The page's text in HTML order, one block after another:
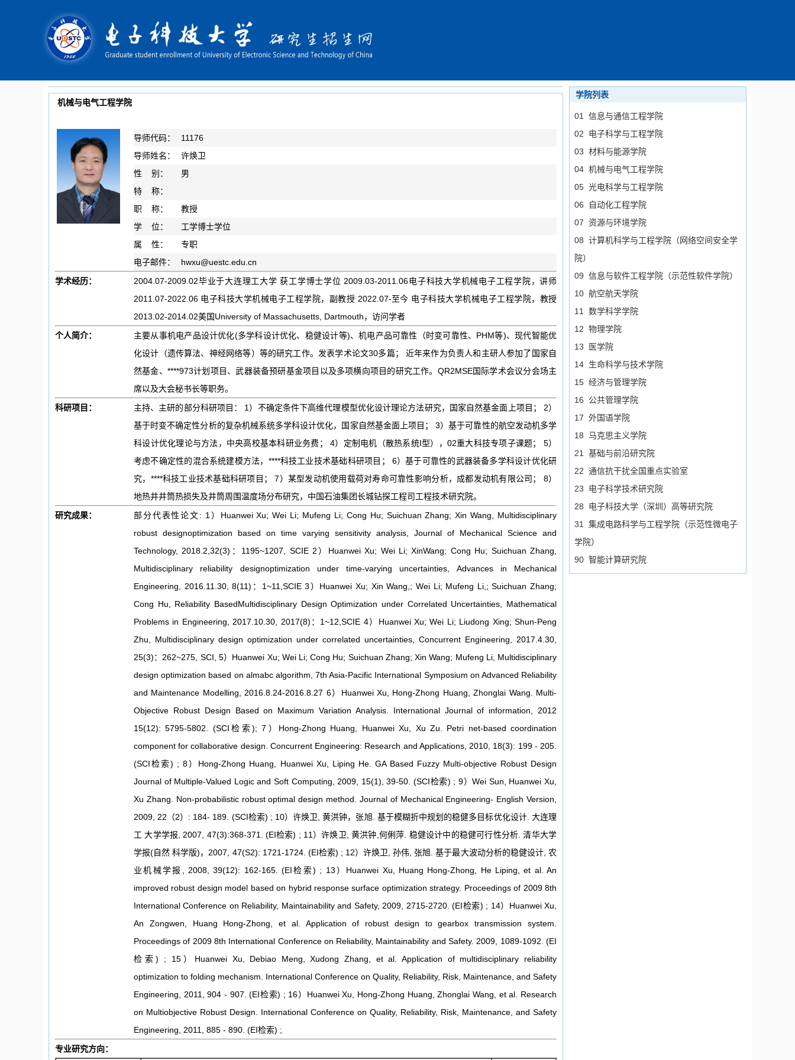
机械与电气工程学院
导师代码：
11176
导师姓名：
许焕卫
性 别：
男
特 称：
职 称：
教授
学 位：
工学博士学位
属 性：
专职
电子邮件：
hwxu@uestc.edu.cn
学术经历：
2004.07-2009.02毕业于大连理工大学 获工学博士学位 2009.03-2011.06电子科技大学机械电子工程学院，讲师
2011.07-2022.06 电子科技大学机械电子工程学院，副教授 2022.07-至今 电子科技大学机械电子工程学院，教授
2013.02-2014.02美国University of Massachusetts, Dartmouth，访问学者
个人简介：
主要从事机电产品设计优化(多学科设计优化、稳健设计等)、机电产品可靠性（时变可靠性、PHM等)、现代智能优
化设计（遗传算法、神经网络等）等的研究工作。发表学术论文30多篇； 近年来作为负责人和主研人参加了国家自
然基金、****973计划项目、武器装备预研基金项目以及多项横向项目的研究工作。QR2MSE国际学术会议分会场主
席以及大会秘书长等职务。
科研项目：
主持、主研的部分科研项目： 1）不确定条件下高维代理模型优化设计理论方法研究，国家自然基金面上项目； 2）
基于时变不确定性分析的复杂机械系统多学科设计优化，国家自然基金面上项目； 3）基于可靠性的航空发动机多学
科设计优化理论与方法，中央高校基本科研业务费； 4）定制电机（散热系统I型），02重大科技专项子课题； 5）
考虑不确定性的混合系统建模方法，****科技工业技术基础科研项目； 6）基于可靠性的武器装备多学科设计优化研
究，****科技工业技术基础科研项目； 7）某型发动机使用载荷对寿命可靠性影响分析，成都发动机有限公司； 8）
地热井井筒热损失及井筒周围温度场分布研究，中国石油集团长城钻探工程司工程技术研究院。
研究成果：
部分代表性论文: 1）Huanwei Xu; Wei Li; Mufeng Li; Cong Hu; Suichuan Zhang; Xin Wang, Multidisciplinary
robust designoptimization based on time varying sensitivity analysis, Journal of Mechanical Science and
Technology, 2018.2,32(3)：1195~1207, SCIE 2）Huanwei Xu; Wei Li; XinWang; Cong Hu; Suichuan Zhang,
Multidisciplinary reliability designoptimization under time-varying uncertainties, Advances in Mechanical
Engineering, 2016.11.30, 8(11)：1~11,SCIE 3）Huanwei Xu; Xin Wang,; Wei Li; Mufeng Li,; Suichuan Zhang;
Cong Hu, Reliability BasedMultidisciplinary Design Optimization under Correlated Uncertainties, Mathematical
Problems in Engineering, 2017.10.30, 2017(8)：1~12,SCIE 4）Huanwei Xu; Wei Li; Liudong Xing; Shun-Peng
Zhu, Multidisciplinary design optimization under correlated uncertainties, Concurrent Engineering, 2017.4.30,
25(3)：262~275, SCI, 5）Huanwei Xu; Wei Li; Cong Hu; Suichuan Zhang; Xin Wang; Mufeng Li, Multidisciplinary
design optimization based on almabc algorithm, 7th Asia-Pacific International Symposium on Advanced Reliability
and Maintenance Modelling, 2016.8.24-2016.8.27 6）Huanwei Xu, Hong-Zhong Huang, Zhonglai Wang. Multi-
Objective Robust Design Based on Maximum Variation Analysis. International Journal of information, 2012
15(12): 5795-5802. (SCI检索); 7）Hong-Zhong Huang, Huanwei Xu, Xu Zu. Petri net-based coordination
component for collaborative design. Concurrent Engineering: Research and Applications, 2010, 18(3): 199 - 205.
(SCI检索) ; 8）Hong-Zhong Huang, Huanwei Xu, Liping He. GA Based Fuzzy Multi-objective Robust Design
Journal of Multiple-Valued Logic and Soft Computing, 2009, 15(1), 39-50. (SCI检索) ; 9）Wei Sun, Huanwei Xu,
Xu Zhang. Non-probabilistic robust optimal design method. Journal of Mechanical Engineering- English Version,
2009, 22（2）: 184- 189. (SCI检索) ; 10）许焕卫, 黄洪钟，张旭. 基于模糊折中规划的稳健多目标优化设计. 大连理
工 大学学报, 2007, 47(3):368-371. (EI检索) ; 11）许焕卫, 黄洪钟,何俐萍. 稳健设计中的稳健可行性分析. 清华大学
学报(自然 科学版)，2007, 47(S2): 1721-1724. (EI检索) ; 12）许焕卫, 孙伟, 张旭. 基于最大波动分析的稳健设计, 农
业机械学报, 2008, 39(12): 162-165. (EI检索) ; 13）Huanwei Xu, Huang Hong-Zhong, He Liping, et al. An
improved robust design model based on hybrid response surface optimization strategy. Proceedings of 2009 8th
International Conference on Reliability, Maintainability and Safety, 2009, 2715-2720. (EI检索) ; 14）Huanwei Xu,
An Zongwen, Huang Hong-Zhong, et al. Application of robust design to gearbox transmission system.
Proceedings of 2009 8th International Conference on Reliability, Maintainability and Safety. 2009, 1089-1092. (EI
检索) ; 15）Huanwei Xu, Debiao Meng, Xudong Zhang, et al. Application of multidisciplinary reliability
optimization to folding mechanism. International Conference on Quality, Reliability, Risk, Maintenance, and Safety
Engineering, 2011, 904 - 907. (EI检索) ; 16）Huanwei Xu, Hong-Zhong Huang, Zhonglai Wang, et al. Research
on Multiobjective Robust Design. International Conference on Quality, Reliability, Risk, Maintenance, and Safety
Engineering, 2011, 885 - 890. (EI检索) ;
专业研究方向：
学院列表
01 信息与通信工程学院
02 电子科学与工程学院
03 材料与能源学院
04 机械与电气工程学院
05 光电科学与工程学院
06 自动化工程学院
07 资源与环境学院
08 计算机科学与工程学院（网络空间安全学
院）
09 信息与软件工程学院（示范性软件学院）
10 航空航天学院
11 数学科学学院
12 物理学院
13 医学院
14 生命科学与技术学院
15 经济与管理学院
16 公共管理学院
17 外国语学院
18 马克思主义学院
21 基础与前沿研究院
22 通信抗干扰全国重点实验室
23 电子科学技术研究院
28 电子科技大学（深圳）高等研究院
31 集成电路科学与工程学院（示范性微电子
学院）
90 智能计算研究院